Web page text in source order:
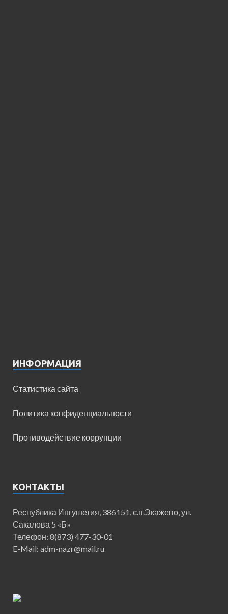
ИНФОРМАЦИЯ
Статистика сайта
Политика конфиденциальности
Противодействие коррупции
КОНТАКТЫ
Республика Ингушетия, 386151, с.п.Экажево, ул.
Сакалова 5 «Б»
Телефон: 8(873) 477-30-01
E-Mail: adm-nazr@mail.ru